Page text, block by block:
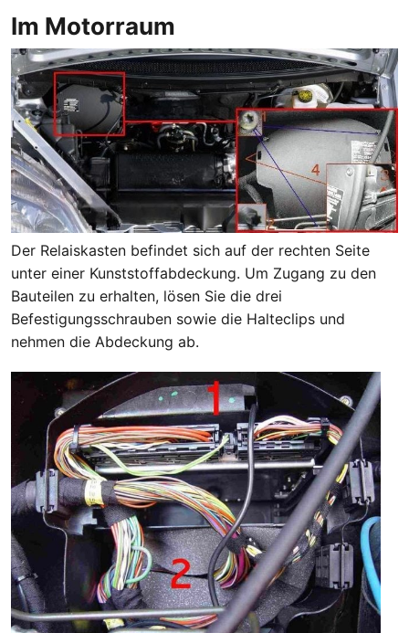
Im Motorraum
Der Relaiskasten befindet sich auf der rechten Seite
unter einer Kunststoffabdeckung. Um Zugang zu den
Bauteilen zu erhalten, lösen Sie die drei
Befestigungsschrauben sowie die Halteclips und
nehmen die Abdeckung ab.